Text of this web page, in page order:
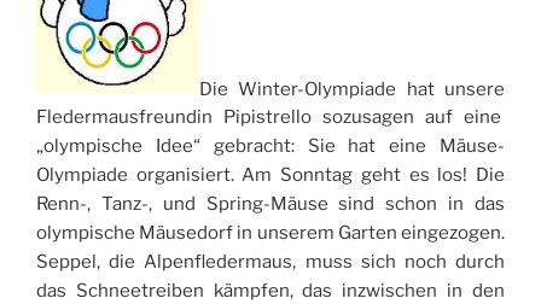
Die Winter-Olympiade hat unsere
Fledermausfreundin Pipistrello sozusagen auf eine
„olympische Idee“ gebracht: Sie hat eine Mäuse-
Olympiade organisiert. Am Sonntag geht es los! Die
Renn-, Tanz-, und Spring-Mäuse sind schon in das
olympische Mäusedorf in unserem Garten eingezogen.
Seppel, die Alpenfledermaus, muss sich noch durch
das Schneetreiben kämpfen, das inzwischen in den